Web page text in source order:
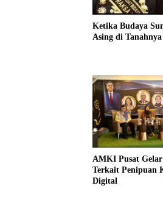
Ketika Budaya
Asing di
AMKI Pusat
Terkait Penipuan
Digital